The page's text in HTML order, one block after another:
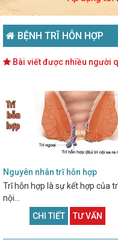
BỆNH TRĨ HỖN HỢP
Bài viết được nhiều người
Nguyên nhân trĩ hỗn hợp
Trĩ hỗn hợp là sự kết hợp của
nội...
CHI TIẾT
TƯ VẤN